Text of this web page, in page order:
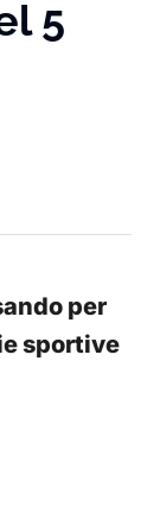
5
per
sportive